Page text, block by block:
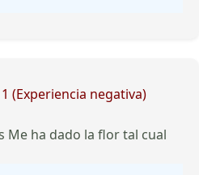
1 (Experiencia negativa)
Me ha dado la flor tal cual